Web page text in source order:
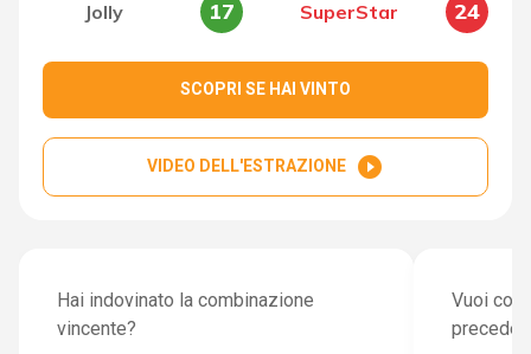
Jolly 17 SuperStar 24
SCOPRI SE HAI VINTO
VIDEO DELL'ESTRAZIONE play_circle_filled
Hai indovinato la combinazione
vincente?
Vuoi